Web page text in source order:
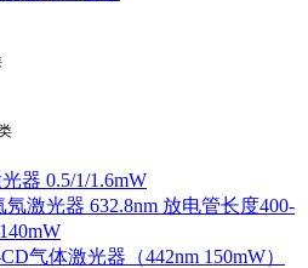
器 0.5/1/1.6mW
激光器 632.8nm 放电管长度400-
气体激光器（442nm 150mW）